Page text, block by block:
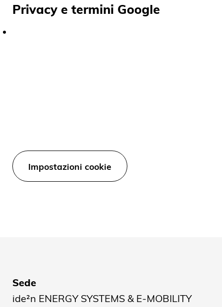
Privacy e termini Google
Impostazioni cookie
Sede
ide²n ENERGY SYSTEMS & E-MOBILITY